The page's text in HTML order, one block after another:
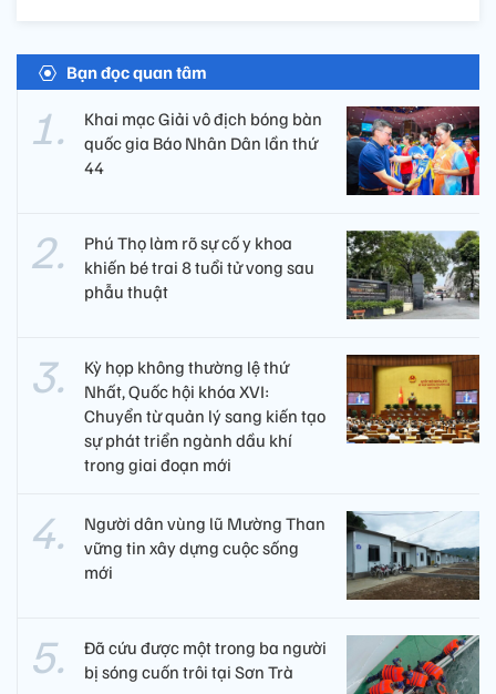
Bạn đọc quan tâm
Khai mạc Giải vô địch bóng bàn
quốc gia Báo Nhân Dân lần thứ
44
Phú Thọ làm rõ sự cố y khoa
khiến bé trai 8 tuổi tử vong sau
phẫu thuật
Kỳ họp không thường lệ thứ
Nhất, Quốc hội khóa XVI:
Chuyển từ quản lý sang kiến tạo
sự phát triển ngành dầu khí
trong giai đoạn mới
Người dân vùng lũ Mường Than
vững tin xây dựng cuộc sống
mới
Đã cứu được một trong ba người
bị sóng cuốn trôi tại Sơn Trà